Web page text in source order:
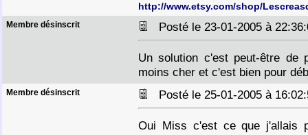
http://www.etsy.com/shop/
Membre désinscrit Posté le 23-01-2005 à
Un solution c'est peut-être de
moins cher et c'est bien pour
Membre désinscrit Posté le 25-01-2005 à
Oui Miss c'est ce que j'allais